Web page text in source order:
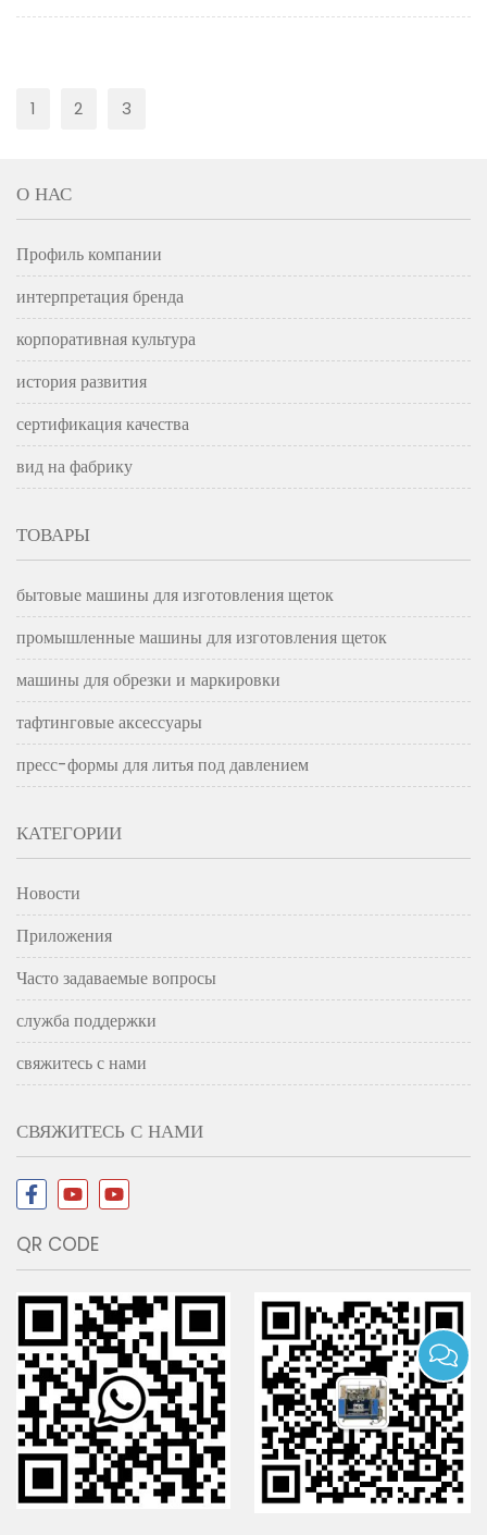
1 2 3
О НАС
Профиль компании
интерпретация бренда
корпоративная культура
история развития
сертификация качества
вид на фабрику
ТОВАРЫ
бытовые машины для изготовления щеток
промышленные машины для изготовления щеток
машины для обрезки и маркировки
тафтинговые аксессуары
пресс-формы для литья под давлением
КАТЕГОРИИ
Новости
Приложения
Часто задаваемые вопросы
служба поддержки
свяжитесь с нами
СВЯЖИТЕСЬ С НАМИ
QR CODE